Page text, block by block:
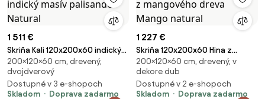
1 511 €
Skriňa Kali 120x200x60 indický
masív palisander Natural
200×120×60 cm, drevený,
dvojdverový
Dostupné v 3 e-shopoch
Skladom
Doprava zadarmo
1 227 €
Skriňa 120x200x60 Hina z
mangového dreva Mango
natural
200×120×60 cm, drevený, v
dekore dub
Dostupné v 2 e-shopoch
Skladom
Doprava zadarmo